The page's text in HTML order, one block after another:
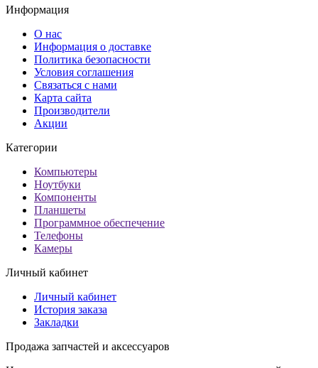
Информация
О нас
Информация о доставке
Политика безопасности
Условия соглашения
Связаться с нами
Карта сайта
Производители
Акции
Категории
Компьютеры
Ноутбуки
Компоненты
Планшеты
Программное обеспечение
Телефоны
Камеры
Личный кабинет
Личный кабинет
История заказа
Закладки
Продажа запчастей и аксессуаров